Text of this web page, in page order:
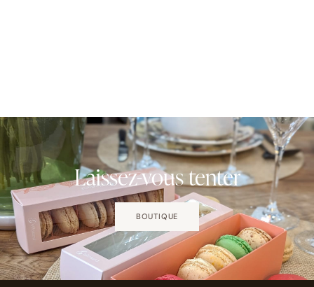
Laissez-vous tenter
BOUTIQUE